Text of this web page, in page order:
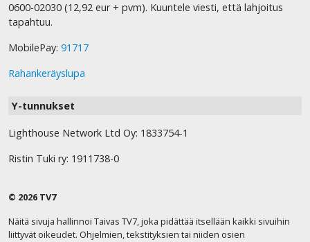
0600-02030 (12,92 eur + pvm). Kuuntele viesti, että lahjoitus
tapahtuu.
MobilePay: 91717
Rahankeräyslupa
Y-tunnukset
Lighthouse Network Ltd Oy: 1833754-1
Ristin Tuki ry: 1911738-0
© 2026 TV7
Näitä sivuja hallinnoi Taivas TV7, joka pidättää itsellään kaikki sivuihin
liittyvät oikeudet. Ohjelmien, tekstityksien tai niiden osien